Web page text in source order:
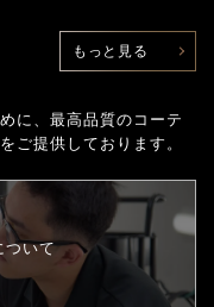
もっと見る
に、最高品質のコーテ
ご提供しております。
ついて